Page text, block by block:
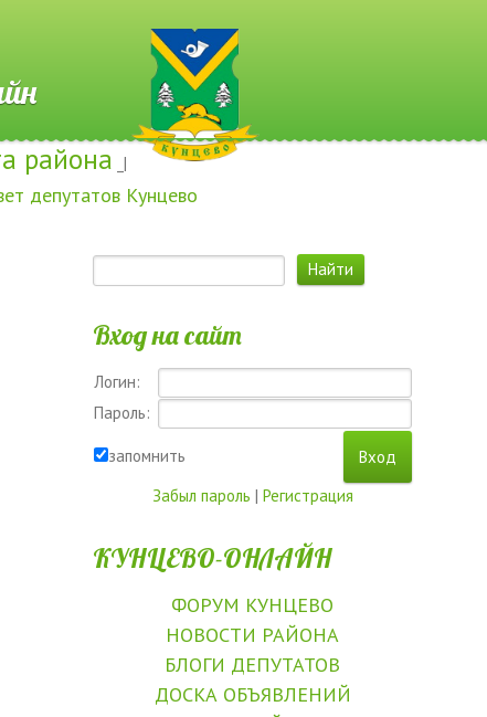
района _|
депутатов Кунцево
Вход на сайт
Логин:
Пароль:
запомнить
Забыл пароль | Регистрация
КУНЦЕВО-ОНЛАЙН
ФОРУМ КУНЦЕВО
НОВОСТИ РАЙОНА
БЛОГИ ДЕПУТАТОВ
ДОСКА ОБЪЯВЛЕНИЙ